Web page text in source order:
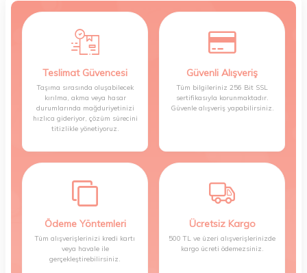
Teslimat Güvencesi
Taşıma sırasında oluşabilecek
kırılma, akma veya hasar
durumlarında mağduriyetinizi
hızlıca gideriyor, çözüm sürecini
titizlikle yönetiyoruz.
Güvenli Alışveriş
Tüm bilgileriniz 256 Bit SSL
sertifikasıyla korunmaktadır.
Güvenle alışveriş yapabilirsiniz.
Ödeme Yöntemleri
Tüm alışverişlerinizi kredi kartı
veya havale ile
gerçekleştirebilirsiniz.
Ücretsiz Kargo
500 TL ve üzeri alışverişlerinizde
kargo ücreti ödemezsiniz.